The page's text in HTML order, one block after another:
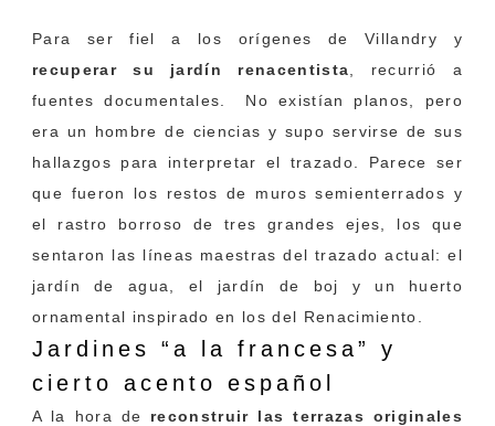
Para ser fiel a los orígenes de Villandry y
recuperar su jardín renacentista , recurrió a
fuentes documentales. No existían planos, pero
era un hombre de ciencias y supo servirse de sus
hallazgos para interpretar el trazado. Parece ser
que fueron los restos de muros semienterrados y
el rastro borroso de tres grandes ejes, los que
sentaron las líneas maestras del trazado actual: el
jardín de agua, el jardín de boj y un huerto
ornamental inspirado en los del Renacimiento.
Jardines “a la francesa” y
cierto acento español
A la hora de reconstruir las terrazas originales